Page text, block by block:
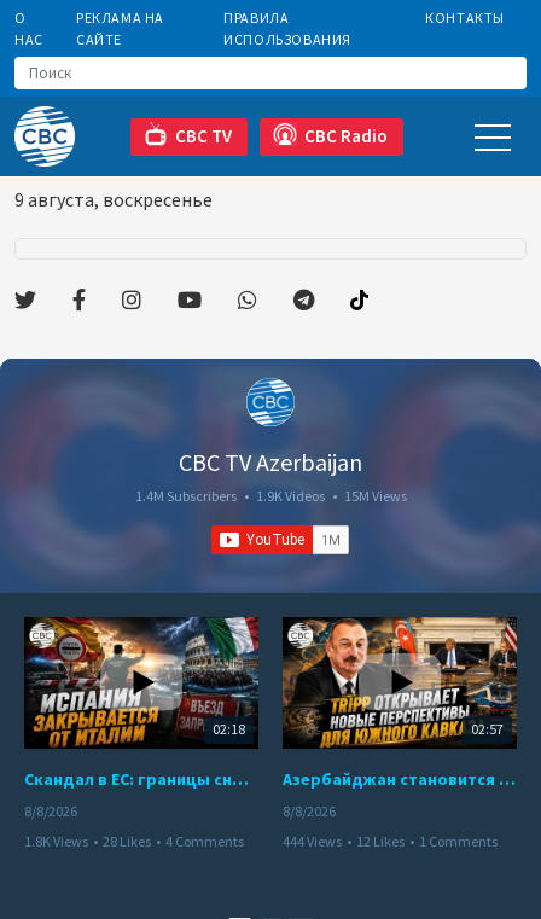
О
НАС
РЕКЛАМА НА
САЙТЕ
ПРАВИЛА
ИСПОЛЬЗОВАНИЯ
КОНТАКТЫ
CBC TV CBC Radio
9 августа, воскресенье
CBC TV Azerbaijan
1.4M Subscribers • 1.9K Videos • 15M Views
02:18
Скандал в ЕС: границы снова под контролем
8/8/2026
1.8K Views • 28 Likes • 4 Comments
02:57
Азербайджан становится мостом между Востоком и Западом
8/8/2026
444 Views • 12 Likes • 1 Comments